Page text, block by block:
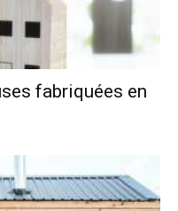
fabriquées en